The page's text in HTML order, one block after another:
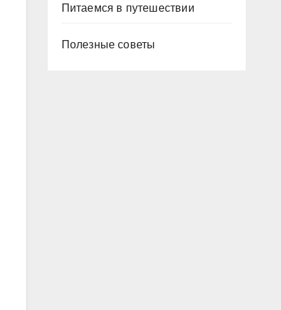
Питаемся в путешествии
Полезные советы